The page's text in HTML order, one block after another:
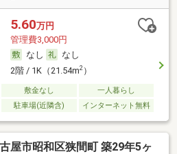
5.60万円
管理費3,000円
なし
なし
2階 / 1K（21.54m2）
敷金なし
一人暮らし
駐車場(近隣含) インターネット無料
屋市昭和区狭間町 築29年5ヶ